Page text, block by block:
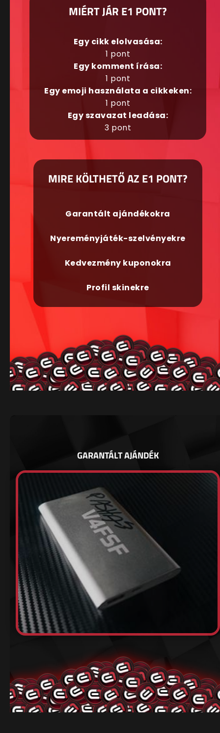
MIÉRT JÁR E1 PONT?
Egy cikk elolvasása:
1 pont
Egy komment írása:
1 pont
Egy emoji használata a cikkeken:
1 pont
Egy szavazat leadása:
3 pont
MIRE KÖLTHETŐ AZ E1 PONT?
Garantált ajándékokra
Nyereményjáték-szelvényekre
Kedvezmény kuponokra
Profil skinekre
GARANTÁLT AJÁNDÉK